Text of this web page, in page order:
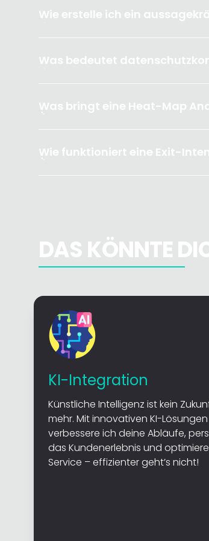
Wie erstelle ich ein
Was bedeutet
Was bringt eine Heat-Map
Wie funktioniert eine Exit-
DAS KÖNNTE
KI-Integration
Künstliche Intelligenz ist kein
mehr. Mit innovativen KI-Lösungen
verbessere ich deine Abläufe,
das Kundenerlebnis und
Service – effizienter geht’s nicht!